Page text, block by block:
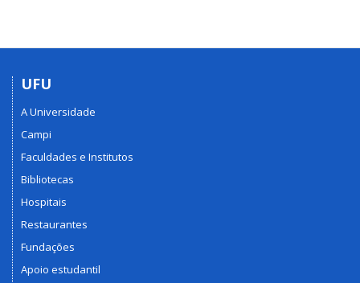
UFU
A Universidade
Campi
Faculdades e Institutos
Bibliotecas
Hospitais
Restaurantes
Fundações
Apoio estudantil